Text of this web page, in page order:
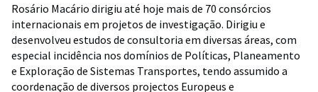
Rosário Macário dirigiu até hoje mais de 70 consórcios
internacionais em projetos de investigação. Dirigiu e
desenvolveu estudos de consultoria em diversas áreas, com
especial incidência nos domínios de Políticas, Planeamento
e Exploração de Sistemas Transportes, tendo assumido a
coordenação de diversos projectos Europeus e